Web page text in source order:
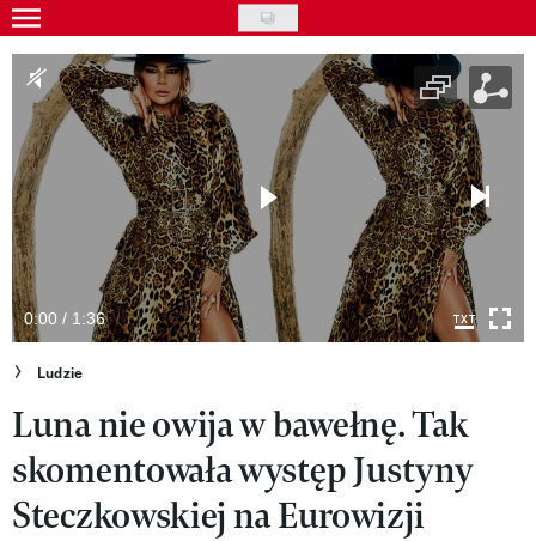
Skip
to
main
content
Gwiazdy
Ludzie
Moda
Uroda
Styl życia
Kultura
Wideo
Nasze akcje
VIVA!ART
VIVA!MODA
0:00 / 1:36
Ludzie
Luna nie owija w bawełnę. Tak
skomentowała występ Justyny
Steczkowskiej na Eurowizji